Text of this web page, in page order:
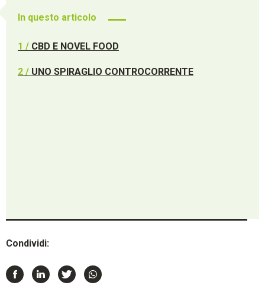
In questo articolo
1 / CBD E NOVEL FOOD
2 / UNO SPIRAGLIO CONTROCORRENTE
Condividi: